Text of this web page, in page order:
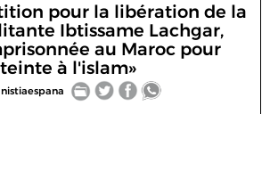
pour la libération de la
Ibtissame Lachgar,
au Maroc pour
à l'islam»